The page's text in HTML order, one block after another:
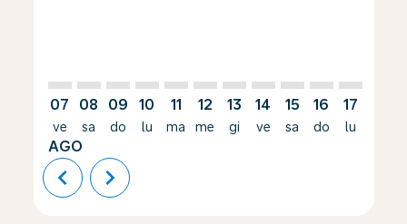
07
ve
AGO
08
sa
09
do
10
lu
11
ma
12
me
13
gi
14
ve
15
sa
16
do
17
lu
chevron_left chevron_right